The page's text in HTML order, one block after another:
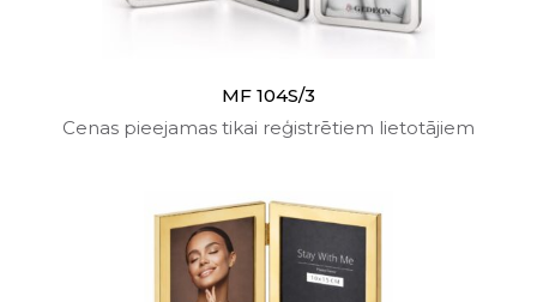
MF 104S/3
Cenas pieejamas tikai reģistrētiem lietotājiem